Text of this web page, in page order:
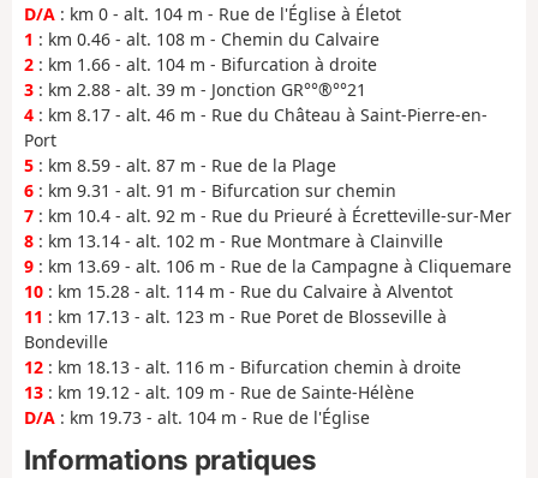
D/A : km 0 - alt. 104 m - Rue de l'Église à Életot
1 : km 0.46 - alt. 108 m - Chemin du Calvaire
2 : km 1.66 - alt. 104 m - Bifurcation à droite
3 : km 2.88 - alt. 39 m - Jonction GR°°®°°21
4 : km 8.17 - alt. 46 m - Rue du Château à Saint-Pierre-en-
Port
5 : km 8.59 - alt. 87 m - Rue de la Plage
6 : km 9.31 - alt. 91 m - Bifurcation sur chemin
7 : km 10.4 - alt. 92 m - Rue du Prieuré à Écretteville-sur-Mer
8 : km 13.14 - alt. 102 m - Rue Montmare à Clainville
9 : km 13.69 - alt. 106 m - Rue de la Campagne à Cliquemare
10 : km 15.28 - alt. 114 m - Rue du Calvaire à Alventot
11 : km 17.13 - alt. 123 m - Rue Poret de Blosseville à
Bondeville
12 : km 18.13 - alt. 116 m - Bifurcation chemin à droite
13 : km 19.12 - alt. 109 m - Rue de Sainte-Hélène
D/A : km 19.73 - alt. 104 m - Rue de l'Église
Informations pratiques